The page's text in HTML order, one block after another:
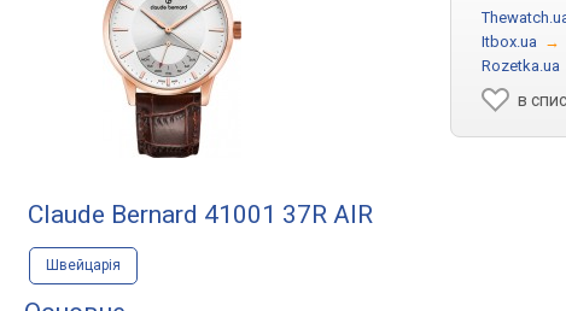
Itbox.ua →
Rozetka.ua
в
Claude Bernard 41001 37R AIR
Швейцарія